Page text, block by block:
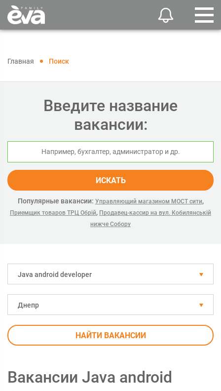
Главная Поиск
Введите название
вакансии:
ИСКАТЬ
Популярные вакансии: Управляющий магазином МОСТ сити,
Приемщик товаров ТРЦ Обрій, Продавец-кассир на вул. Кобилянській
нижче Собору
Java android developer
Днепр
НАЙТИ ВАКАНСИИ
Вакансии Java android